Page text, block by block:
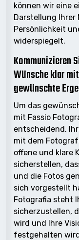
können wir eine
Darstellung Ihrer
Persönlichkeit
widerspiegelt.
Kommunizieren
Wünsche klar
gewünschte
Um das
mit Fassio
entscheidend,
mit dem
offene und klare
sicherstellen,
und die Fotos
sich vorgestellt
Fotografia steht
sicherzustellen,
wird und Ihre
festgehalten